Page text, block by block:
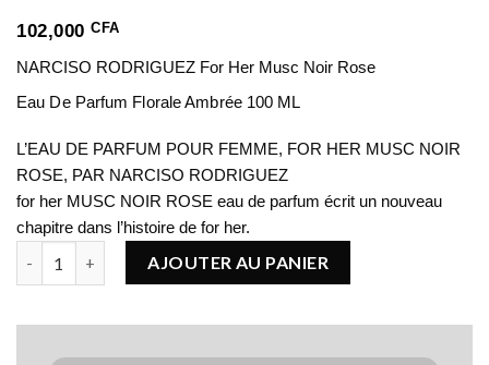
102,000 CFA
NARCISO RODRIGUEZ For Her Musc Noir Rose
Eau De Parfum Florale Ambrée 100 ML
L’EAU DE PARFUM POUR FEMME, FOR HER MUSC NOIR
ROSE, PAR NARCISO RODRIGUEZ
for her MUSC NOIR ROSE eau de parfum écrit un nouveau
chapitre dans l’histoire de for her.
quantité de NARCISO RODRIGUEZ For Her Musc Noir Rose
AJOUTER AU PANIER